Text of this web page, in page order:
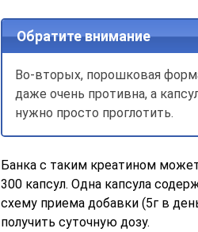
Обратите внимание
Во-вторых, порошковая
даже очень противна, а
нужно просто проглотить.
Банка с таким креатином
300 капсул. Одна капсула
схему приема добавки (5г в
получить суточную дозу.